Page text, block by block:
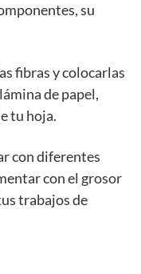
su
fibras y colocarlas
de papel,
tu hoja.
con diferentes
con el grosor
trabajos de